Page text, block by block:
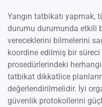
Yangın tatbikatı yapmak,
durumu durumunda etkili
vereceklerini bilmelerini
koordine edilmiş bir
prosedürlerindeki
tatbikat dikkatlice
değerlendirilmelidir. İyi
güvenlik protokollerini